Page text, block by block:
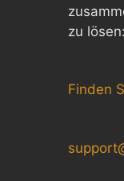
zu lösen:
Finden